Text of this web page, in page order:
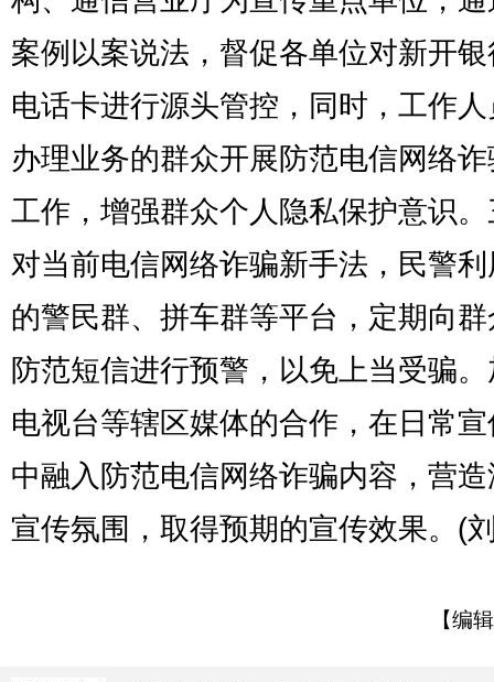
案例以案说法，督促各单位对新开
电话卡进行源头管控，同时，工作
办理业务的群众开展防范电信网络
工作，增强群众个人隐私保护意识
对当前电信网络诈骗新手法，民警
的警民群、拼车群等平台，定期向
防范短信进行预警，以免上当受骗
电视台等辖区媒体的合作，在日常
中融入防范电信网络诈骗内容，营
宣传氛围，取得预期的宣传效果。(
【编